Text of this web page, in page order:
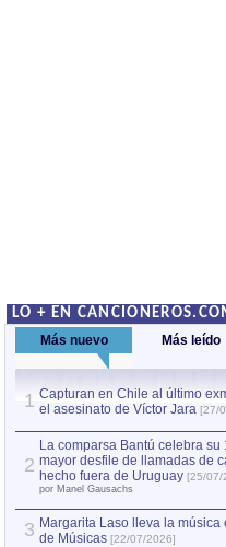
LO + EN
Más nuevo Más leído
1 Capturan en Chile al último
el asesinato de Víctor Jara [27/
2
La comparsa Bantú celebra su
mayor desfile de llamadas de
hecho fuera de Uruguay [25/07/
por Manel Gausachs
3 Margarita Laso lleva la
de Músicas [22/07/2026]